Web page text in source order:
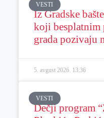
VESTI
Iz Gradske
koji besplatnim
grada pozivaju
5. avgust 2026. 13:36
VESTI
Dečji program